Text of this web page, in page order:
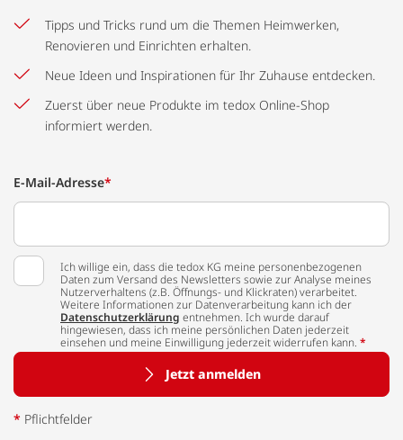
Tipps und Tricks rund um die Themen Heimwerken,
Renovieren und Einrichten erhalten.
Neue Ideen und Inspirationen für Ihr Zuhause entdecken.
Zuerst über neue Produkte im tedox Online-Shop
informiert werden.
E-Mail-Adresse*
Ich willige ein, dass die tedox KG meine personenbezogenen
Daten zum Versand des Newsletters sowie zur Analyse meines
Nutzerverhaltens (z.B. Öffnungs- und Klickraten) verarbeitet.
Weitere Informationen zur Datenverarbeitung kann ich der
Datenschutzerklärung entnehmen. Ich wurde darauf
hingewiesen, dass ich meine persönlichen Daten jederzeit
einsehen und meine Einwilligung jederzeit widerrufen kann. *
Jetzt anmelden
* Pflichtfelder